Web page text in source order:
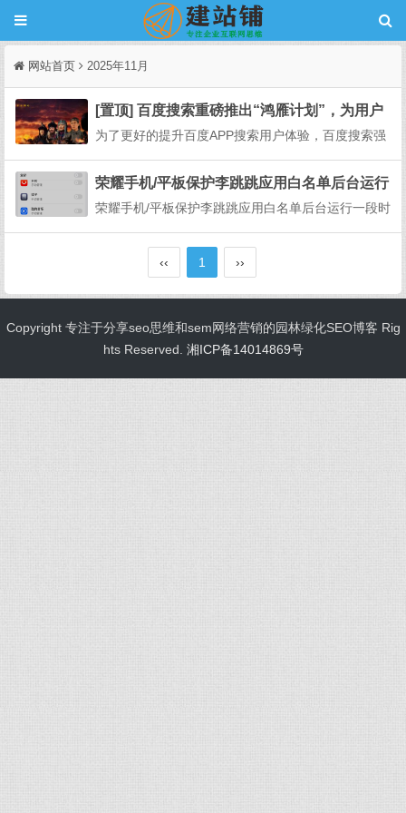
网站首页 2025年11月
[置顶] 百度搜索重磅推出“鸿雁计划”，为用户
体验保驾护航
为了更好的提升百度APP搜索用户体验，百度搜索强
开发者，助力开发者快速了解真实的搜索用户需求，
提升用户满意度。针对百度APP用户在使用百度搜索
过程中遇到的问题，比如内容违规/违法、内容侵犯个
人...
荣耀手机/平板保护李跳跳应用白名单后台运行
荣耀手机/平板保护李跳跳应用白名单后台运行一段时
面和准确，正是荣耀手机/平板用户遇到此类问题的标
准处理流程。为了让其他用户更容易理解和操作，我
的指南...
‹‹ 1 ››
Copyright 专注于分享seo思维和sem网络营销的园林绿化SEO博客 Rig
hts Reserved. 湘ICP备14014869号